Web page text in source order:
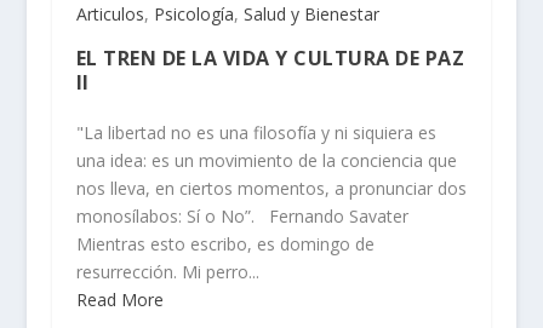
Articulos, Psicología, Salud y Bienestar
EL TREN DE LA VIDA Y CULTURA DE PAZ
II
"La libertad no es una filosofía y ni siquiera es
una idea: es un movimiento de la conciencia que
nos lleva, en ciertos momentos, a pronunciar dos
monosílabos: Sí o No”. Fernando Savater
Mientras esto escribo, es domingo de
resurrección. Mi perro...
Read More